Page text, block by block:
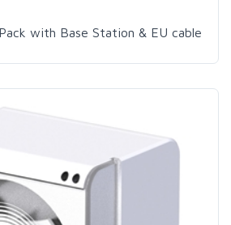
with Base Station & EU cable